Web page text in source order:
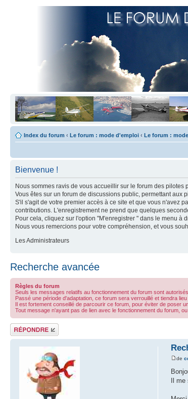
Index du forum ‹ Le forum : mode d'emploi ‹ Le forum :
Bienvenue !
Nous sommes ravis de vous accueillir sur le forum des pilotes
Vous êtes sur un forum de discussions public, permettant
S'il s'agit de votre premier accès à ce site et que vous n'avez
contributions. L'enregistrement ne prend que quelques
Pour cela, cliquez sur l'option "M'enregistrer " dans le menu
Nous vous remercions pour votre compréhension, et vous
Les Administrateurs
Recherche avancée
Règles du forum
Seuls les messages relatifs au fonctionnement du forum sont
Passé une période d'adaptation, ce forum sera verrouillé et tiendra lieu
Il est fortement conseillé de parcourir ce forum, pour éviter de poser
Tout message n'ayant pas de lien avec le fonctionnement du forum,
Répondre
de
Il